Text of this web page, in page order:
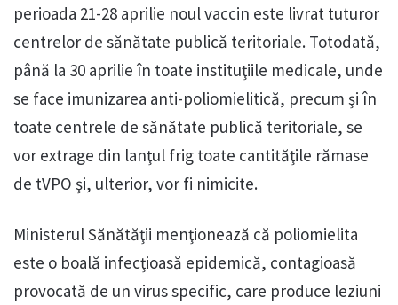
perioada 21-28 aprilie noul vaccin este livrat tuturor
centrelor de sănătate publică teritoriale. Totodată,
până la 30 aprilie în toate instituţiile medicale, unde
se face imunizarea anti-poliomielitică, precum şi în
toate centrele de sănătate publică teritoriale, se
vor extrage din lanţul frig toate cantităţile rămase
de tVPO şi, ulterior, vor fi nimicite.
Ministerul Sănătăţii menţionează că poliomielita
este o boală infecţioasă epidemică, contagioasă
provocată de un virus specific, care produce leziuni